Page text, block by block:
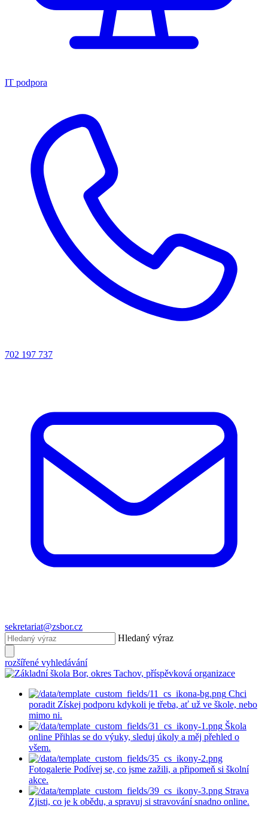
IT podpora
702 197 737
sekretariat@zsbor.cz
Hledaný výraz
rozšířené vyhledávání
Chci
poradit Získej podporu kdykoli je třeba, ať už ve škole, nebo
mimo ni.
Škola
online Přihlas se do výuky, sleduj úkoly a měj přehled o
všem.
Fotogalerie Podívej se, co jsme zažili, a připomeň si školní
akce.
Strava
Zjisti, co je k obědu, a spravuj si stravování snadno online.